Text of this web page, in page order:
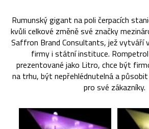
Rumunský gigant na poli čerpacích
kvůli celkové změně své značky
Saffron Brand Consultants, jež vytváří
firmy i státní instituce.
prezentované jako Litro, chce být
na trhu, být nepřehlédnutelná a
pro své zákazníky.